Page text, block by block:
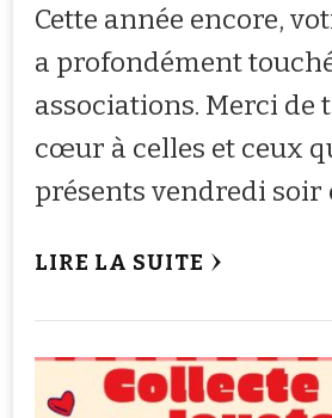
Cette année encore,
a profondément
associations. Merci de
cœur à celles et ceux
présents vendredi soir
LIRE LA SUITE